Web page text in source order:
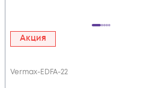
Акция
Vermax-EDFA-22